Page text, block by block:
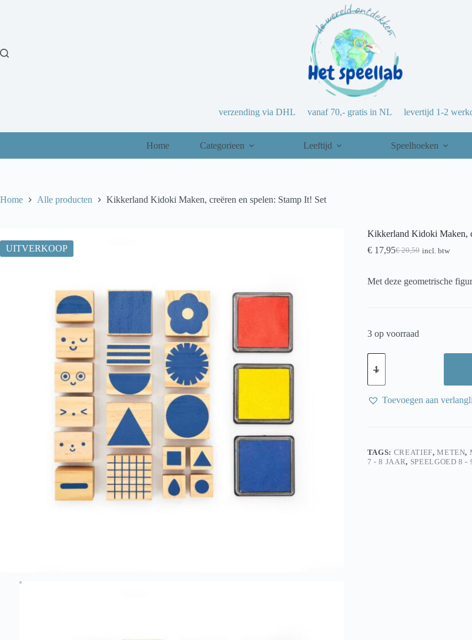
verzending via DHL vanaf 70,- gratis in NL levertijd 1-2
Home Categorieen Leeftijd Speelhoeken
Home Alle producten Kikkerland Kidoki Maken, creëren en spelen: Stamp It! Set
UITVERKOOP
Kikkerland Kidoki Maken,
€20,50
Oorspronkelijke
€ 20,50.
€17,95Huidige
€ 17,95.
incl. btw
Met deze geometrische
3 op voorraad
Kikkerland
Kidoki
creëren
en
spelen:
aantal
Toevoegen aan
TAGS: CREATIEF,METEN,
7 - 8 JAAR, SPEELGOED 8 -